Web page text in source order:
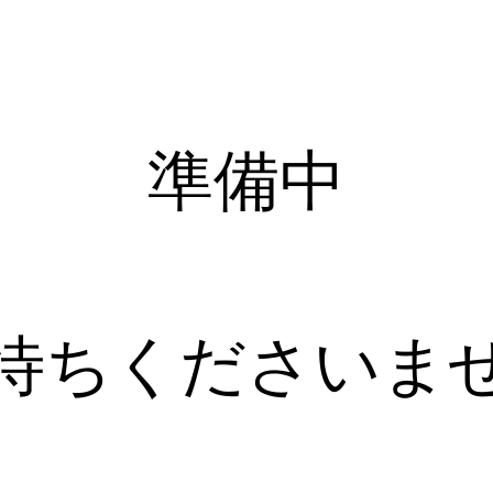
準備中
ちくださいま